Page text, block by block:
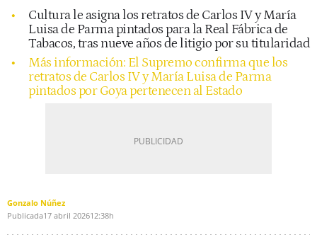
Cultura le asigna los retratos de Carlos IV y María
Luisa de Parma pintados para la Real Fábrica de
Tabacos, tras nueve años de litigio por su titularidad
Más información: El Supremo confirma que los
retratos de Carlos IV y María Luisa de Parma
pintados por Goya pertenecen al Estado
Gonzalo Núñez
Publicada17 abril 202612:38h